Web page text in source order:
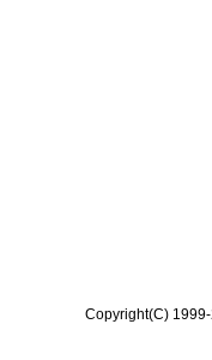
Copyright(C)